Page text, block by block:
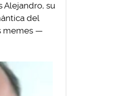
Alejandro, su
del
memes —